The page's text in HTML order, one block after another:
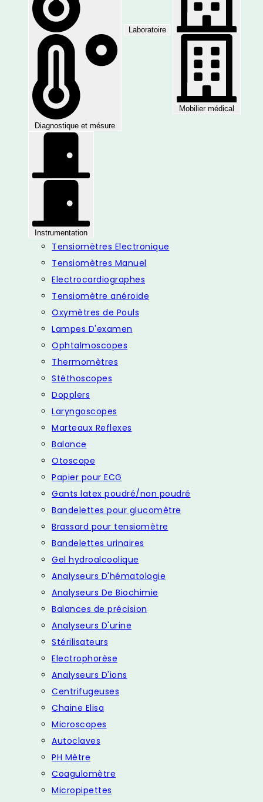
Diagnostique et mésure
Laboratoire
Mobilier médical
Instrumentation
Tensiomètres Electronique
Tensiomètres Manuel
Electrocardiographes
Tensiomètre anéroide
Oxymètres de Pouls
Lampes D'examen
Ophtalmoscopes
Thermomètres
Stéthoscopes
Dopplers
Laryngoscopes
Marteaux Reflexes
Balance
Otoscope
Papier pour ECG
Gants latex poudré/non poudré
Bandelettes pour glucomètre
Brassard pour tensiomètre
Bandelettes urinaires
Gel hydroalcoolique
Analyseurs D'hématologie
Analyseurs De Biochimie
Balances de précision
Analyseurs D'urine
Stérilisateurs
Electrophorèse
Analyseurs D'ions
Centrifugeuses
Chaine Elisa
Microscopes
Autoclaves
PH Mètre
Coagulomètre
Micropipettes